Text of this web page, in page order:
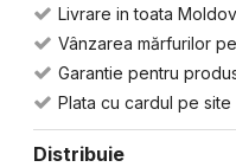
Livrare in toata
Vânzarea mărfurilor
Garantie pentru
Plata cu cardul pe site
Distribuie